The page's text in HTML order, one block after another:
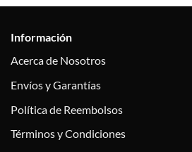
Información
Acerca de Nosotros
Envíos y Garantías
Política de Reembolsos
Términos y Condiciones